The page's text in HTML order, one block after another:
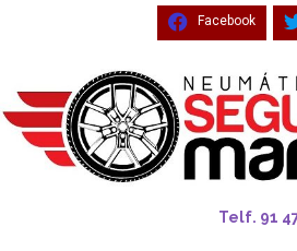
Facebook
Telf. 91 478 14